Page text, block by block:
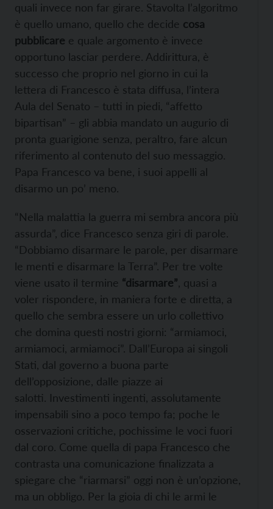
quali invece non far girare. Stavolta l’algoritmo
è quello umano, quello che decide cosa
pubblicare e quale argomento è invece
opportuno lasciar perdere. Addirittura, è
successo che proprio nel giorno in cui la
lettera di Francesco è stata diffusa, l’intera
Aula del Senato – tutti in piedi, “affetto
bipartisan” – gli abbia mandato un augurio di
pronta guarigione senza, peraltro, fare alcun
riferimento al contenuto del suo messaggio.
Papa Francesco va bene, i suoi appelli al
disarmo un po’ meno.
“Nella malattia la guerra mi sembra ancora più
assurda”, dice Francesco senza giri di parole.
“Dobbiamo disarmare le parole, per disarmare
le menti e disarmare la Terra”. Per tre volte
viene usato il termine “disarmare” , quasi a
voler rispondere, in maniera forte e diretta, a
quello che sembra essere un urlo collettivo
che domina questi nostri giorni: “armiamoci,
armiamoci, armiamoci”. Dall’Europa ai singoli
Stati, dal governo a buona parte
dell’opposizione, dalle piazze ai
salotti. Investimenti ingenti, assolutamente
impensabili sino a poco tempo fa; poche le
osservazioni critiche, pochissime le voci fuori
dal coro. Come quella di papa Francesco che
contrasta una comunicazione finalizzata a
spiegare che “riarmarsi” oggi non è un’opzione,
ma un obbligo. Per la gioia di chi le armi le